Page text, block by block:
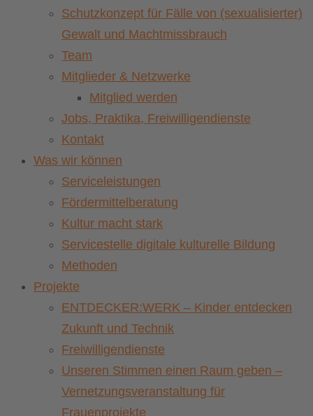
Schutzkonzept für Fälle von (sexualisierter)
Gewalt und Machtmissbrauch
Team
Mitglieder & Netzwerke
Mitglied werden
Jobs, Praktika, Freiwilligendienste
Kontakt
Was wir können
Serviceleistungen
Fördermittelberatung
Kultur macht stark
Servicestelle digitale kulturelle Bildung
Methoden
Projekte
ENTDECKER:WERK – Kinder entdecken
Zukunft und Technik
Freiwilligendienste
Unseren Stimmen einen Raum geben –
Vernetzungsveranstaltung für
Frauenprojekte